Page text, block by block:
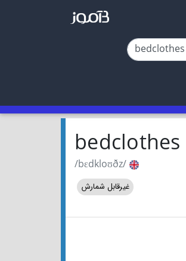
bedclothes
/bɛdkloʊðz/
غیرقابل شمارش